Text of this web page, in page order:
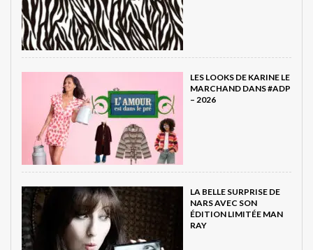
LES LOOKS DE KARINE LE
MARCHAND DANS #ADP
– 2026
LA BELLE SURPRISE DE
NARS AVEC SON
ÉDITION LIMITÉE MAN
RAY